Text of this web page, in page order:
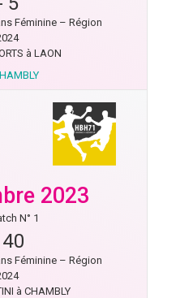
Féminine – Région
à LAON
2023
N° 1
40
Féminine – Région
à CHAMBLY